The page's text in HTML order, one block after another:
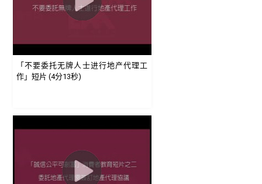
「不要委托无牌人士进行地产代理工
作」短片 (4分13秒)